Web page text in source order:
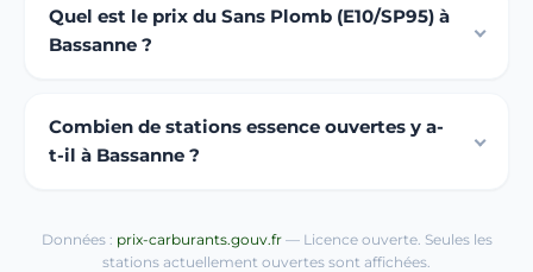
Quel est le prix du Sans Plomb (E10/SP95) à
Bassanne ?
Combien de stations essence ouvertes y a-
t-il à Bassanne ?
Données : prix-carburants.gouv.fr— Licence ouverte. Seules les
stations actuellement ouvertes sont affichées.